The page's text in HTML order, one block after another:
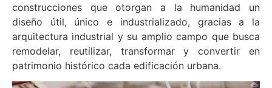
construcciones que otorgan a la humanidad un
diseño útil, único e industrializado, gracias a la
arquitectura industrial y su amplio campo que busca
remodelar, reutilizar, transformar y convertir en
patrimonio histórico cada edificación urbana.